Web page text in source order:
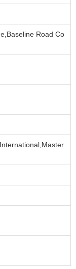
Road Co